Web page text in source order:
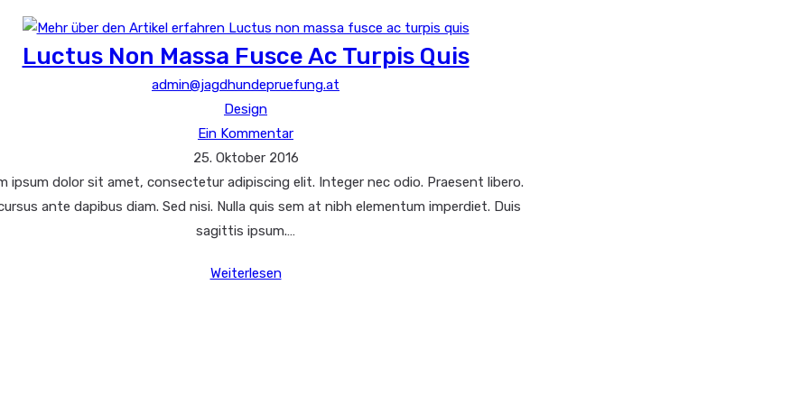
aenean
quam
in
scelerisque
Luctus Non Massa Fusce Ac Turpis Quis
Beitrags-
admin@jagdhundepruefung.at
Beitrags-
Kategorie:
Design
Beitrags-
Kommentare:
Ein Kommentar
Beitrag
zuletzt
geändert
am:
25. Oktober 2016
ipsum dolor sit amet, consectetur adipiscing elit. Integer nec odio. Praesent libero.
ante dapibus diam. Sed nisi. Nulla quis sem at nibh elementum imperdiet. Duis
sagittis ipsum.…
WeiterlesenLuctus